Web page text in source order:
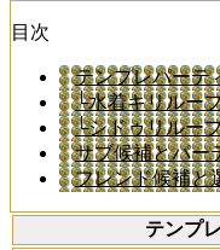
目次
テンプレパーテ
└水着キリルー
└シドゥリルー
サブ候補とパー
フレンド候補と
テンプ